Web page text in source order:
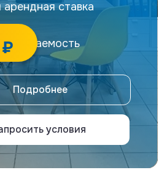
ставка
окупаемость
условия
Подробнее